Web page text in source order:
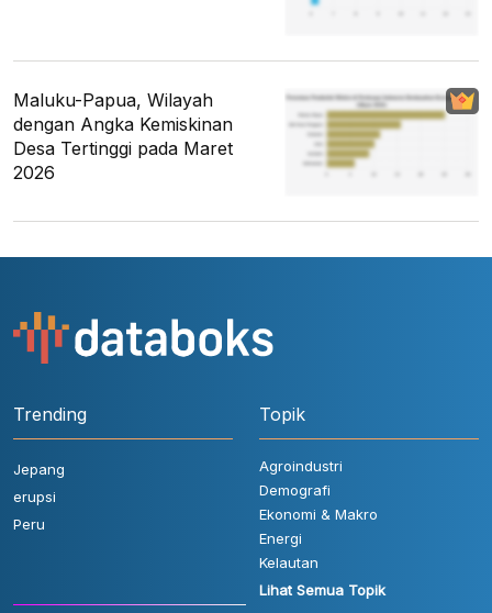
Maluku-Papua, Wilayah
dengan Angka Kemiskinan
Desa Tertinggi pada Maret
2026
Trending
Jepang
erupsi
Peru
Topik
Agroindustri
Demografi
Ekonomi & Makro
Energi
Kelautan
Lihat Semua Topik